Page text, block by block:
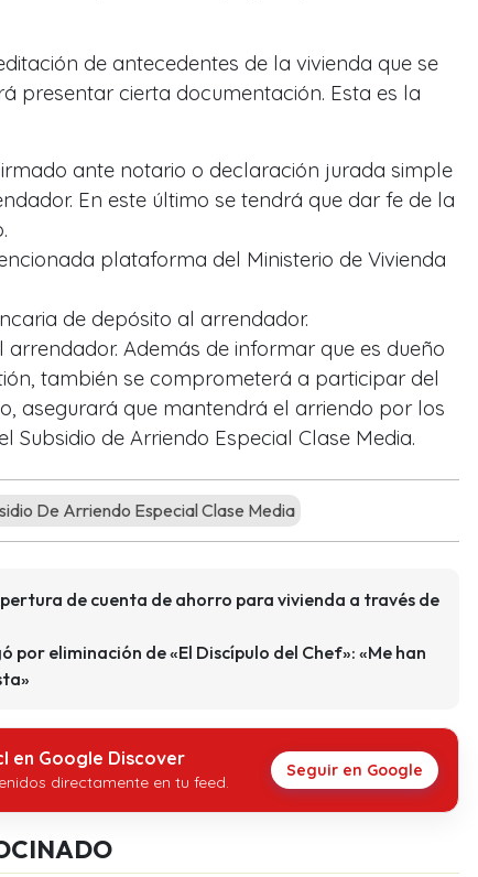
de antecedentes de la vivienda que se
presentar cierta documentación. Esta es la
ante notario o declaración jurada simple
En este último se tendrá que dar fe de la
plataforma del Ministerio de Vivienda
de depósito al arrendador.
Además de informar que es dueño
también se comprometerá a participar del
asegurará que mantendrá el arriendo por los
Subsidio de Arriendo Especial Clase Media.
De Arriendo Especial Clase Media
de cuenta de ahorro para vivienda a través de
por eliminación de «El Discípulo del Chef»: «Me han
en Google Discover
directamente en tu feed.
Seguir en Google